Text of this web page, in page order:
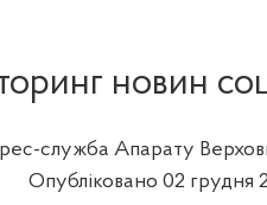
новин
служба Апарату
Опубліковано 02 грудня